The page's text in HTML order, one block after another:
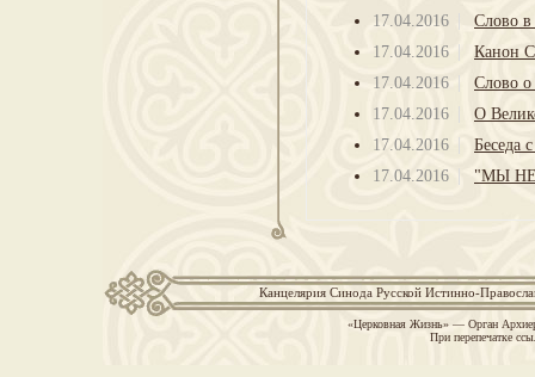
17.04.2016
Слово в
17.04.2016
Канон
17.04.2016
Слово о
17.04.2016
О
17.04.2016
Беседа
17.04.2016
"МЫ
Канцелярия Синода Русской Истинно-
«Церковная Жизнь» — Орган
При перепечатке